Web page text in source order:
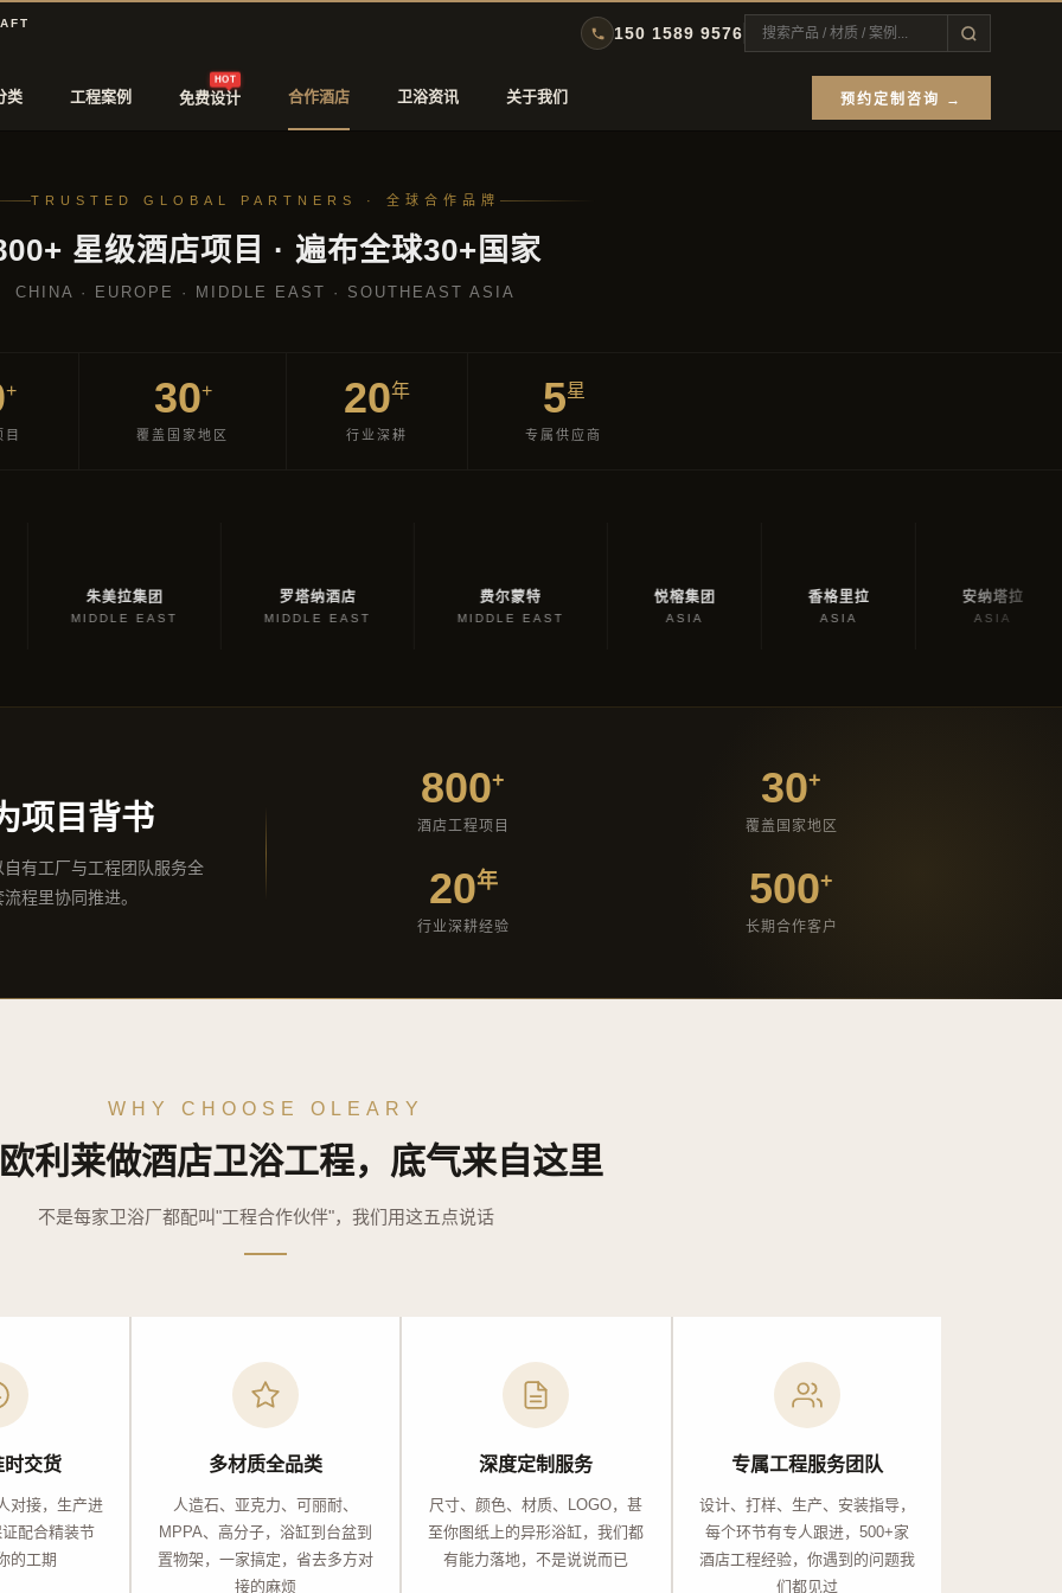
150 1589 9576
类 工程案例
HOT
免费设计 合作酒店 卫浴资讯 关于我们 预约定制咨询 →
TRUSTED GLOBAL PARTNERS · 全球合作品牌
星级酒店项目 · 遍布全球30+国家
CHINA · EUROPE · MIDDLE EAST · SOUTHEAST ASIA
+ 30+
覆盖国家地区
20年
行业深耕
5星
专属供应商
HOTELS
朱美拉集团
MIDDLE EAST
ROTANA
罗塔纳酒店
MIDDLE EAST
HOTELS
MIDDLE EAST
悦榕集团 HOTELS HOTELS
项目背书
有工厂与工程团队服务全
程里协同推进。
800+
酒店工程项目
30+
覆盖国家地区
20年
行业深耕经验
500+
长期合作客户
WHY CHOOSE OLEARY
利莱做酒店卫浴工程，底气来自这里
不是每家卫浴厂都配叫"工程合作伙伴"，我们用这五点说话
交货
对接，生产进
配合精装节
的工期
多材质全品类
人造石、亚克力、可丽耐、
MPPA、高分子，浴缸到台盆到
置物架，一家搞定，省去多方对
接的麻烦
深度定制服务
尺寸、颜色、材质、LOGO，甚
至你图纸上的异形浴缸，我们都
有能力落地，不是说说而已
专属工程服务团队
设计、打样、生产、安装指导，
每个环节有专人跟进，500+家
酒店工程经验，你遇到的问题我
们都见过